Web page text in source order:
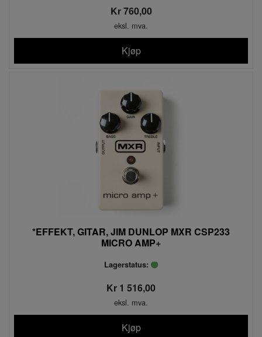
Kr 760,00
eksl. mva.
Kjøp
*EFFEKT, GITAR, JIM DUNLOP MXR CSP233
MICRO AMP+
Lagerstatus:
Kr 1 516,00
eksl. mva.
Kjøp